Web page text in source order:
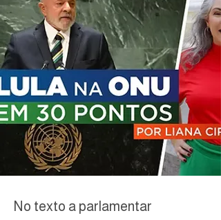
No texto a parlamentar